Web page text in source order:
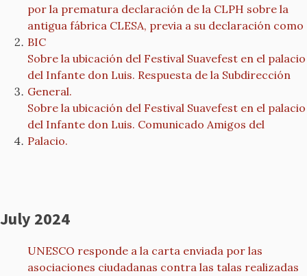
por la prematura declaración de la CLPH sobre la
antigua fábrica CLESA, previa a su declaración como
BIC
Sobre la ubicación del Festival Suavefest en el palacio
del Infante don Luis. Respuesta de la Subdirección
General.
Sobre la ubicación del Festival Suavefest en el palacio
del Infante don Luis. Comunicado Amigos del
Palacio.
July 2024
UNESCO responde a la carta enviada por las
asociaciones ciudadanas contra las talas realizadas